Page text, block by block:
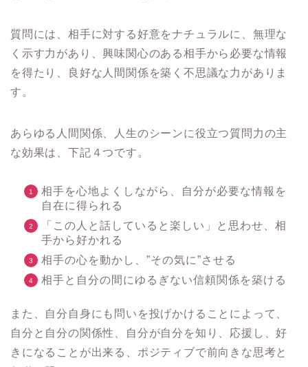
質問には、相手に対する好意をナチュラルに、無理な
く示す力があり、興味関心のある相手から必要な情報
を得たり、良好な人間関係を築く不思議な力がありま
す。
あらゆる人間関係、人生のシーンに役立つ質問力の主
な効果は、下記４つです。
相手を心地よくしながら、自分が必要な情報を
自在に得られる
「この人と話していると楽しい」と思わせ、相
手から好かれる
相手の心を動かし、”その気に”させる
相手と自分の間にゆるぎない信頼関係を築ける
また、自分自身にも問いを投げかけることによって、
自分と自分の関係性、自分が自分を知り、応援し、好
きになることが出来る、ポジティブで前向きな思考と